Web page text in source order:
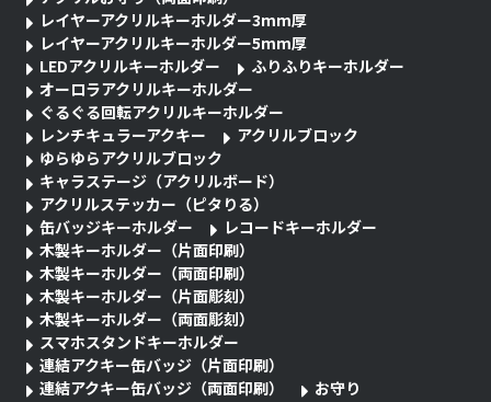
レイヤーアクリルキーホルダー3mm厚
レイヤーアクリルキーホルダー5mm厚
LEDアクリルキーホルダー
ふりふりキーホルダー
オーロラアクリルキーホルダー
ぐるぐる回転アクリルキーホルダー
レンチキュラーアクキー
アクリルブロック
ゆらゆらアクリルブロック
キャラステージ（アクリルボード）
アクリルステッカー（ピタりる）
缶バッジキーホルダー
レコードキーホルダー
木製キーホルダー（片面印刷）
木製キーホルダー（両面印刷）
木製キーホルダー（片面彫刻）
木製キーホルダー（両面彫刻）
スマホスタンドキーホルダー
連結アクキー缶バッジ（片面印刷）
連結アクキー缶バッジ（両面印刷）
お守り